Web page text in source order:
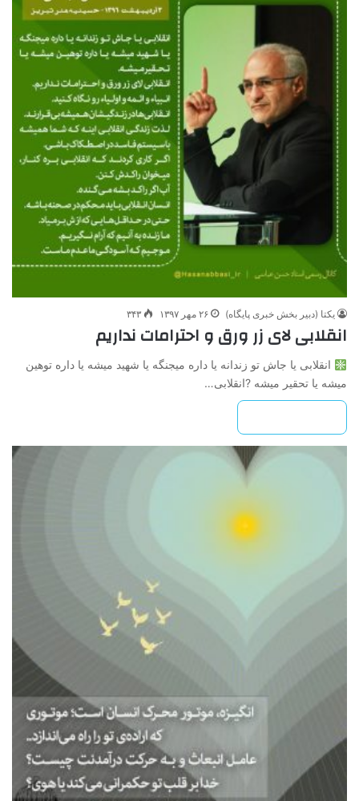
یکتا (دبیر بخش خبری پایگاه) ۲۶ مهر ۱۳۹۷ ۳۴۳
انقلابی لای زر ورق و احترامات نداریم
انقلابی یا جاش تو زندانه یا داره میجنگه یا شهید میشه یا داره توهین
میشه یا تحقیر میشه ?انقلابی…